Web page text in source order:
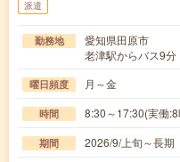
派遣
勤務地
愛知県田原市
老津駅からバス9分
曜日頻度 月～金
時間 8:30～17:30(実働
期間 2026/9/上旬～長